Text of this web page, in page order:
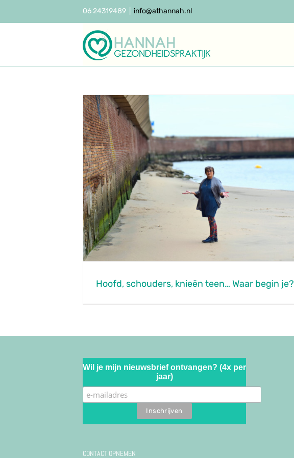
inhoud
06 24319489 info@athannah.nl
Hoofd, schouders, knieën teen… Waar begin je?
Wil je mijn nieuwsbrief ontvangen? (4x per
jaar)
CONTACT OPNEMEN